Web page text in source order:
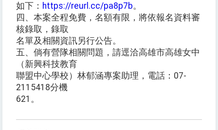
如下： https://reurl.cc/pa8p7b。
四、本案全程免費，名額有限，將依報名資料審
核錄取，錄取
名單及相關資訊另行公告。
五、倘有營隊相關問題，請逕洽高雄市高雄女中
（新興科技教育
聯盟中心學校）林郁涵專案助理，電話：07-
2115418分機
621。